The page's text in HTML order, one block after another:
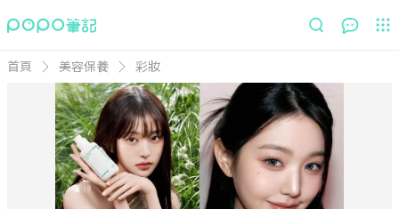
首頁 美容保養 彩妝